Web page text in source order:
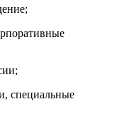
специальные